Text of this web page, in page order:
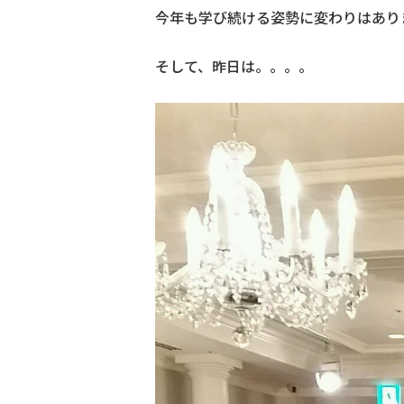
今年も学び続ける姿勢に変わりはあ
そして、昨日は。。。。